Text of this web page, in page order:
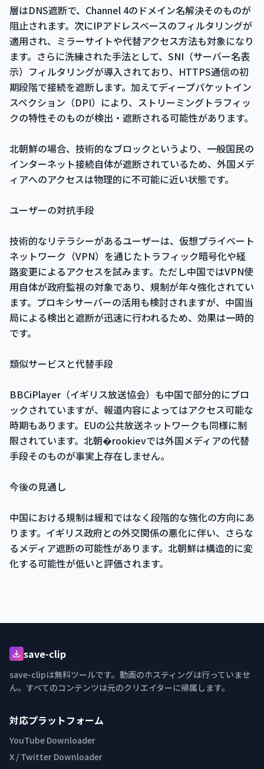
層はDNS遮断で、Channel 4のドメイン名解決そのものが
阻止されます。次にIPアドレスベースのフィルタリングが
適用され、ミラーサイトや代替アクセス方法も対象になり
ます。さらに洗練された手法として、SNI（サーバー名表
示）フィルタリングが導入されており、HTTPS通信の初
期段階で接続を遮断します。加えてディープパケットイン
スペクション（DPI）により、ストリーミングトラフィッ
クの特性そのものが検出・遮断される可能性があります。
北朝鮮の場合、技術的なブロックというより、一般国民の
インターネット接続自体が遮断されているため、外国メデ
ィアへのアクセスは物理的に不可能に近い状態です。
ユーザーの対抗手段
技術的なリテラシーがあるユーザーは、仮想プライベート
ネットワーク（VPN）を通じたトラフィック暗号化や経
路変更によるアクセスを試みます。ただし中国ではVPN使
用自体が政府監視の対象であり、規制が年々強化されてい
ます。プロキシサーバーの活用も検討されますが、中国当
局による検出と遮断が迅速に行われるため、効果は一時的
です。
類似サービスと代替手段
BBCiPlayer（イギリス放送協会）も中国で部分的にブロ
ックされていますが、報道内容によってはアクセス可能な
時期もあります。EUの公共放送ネットワークも同様に制
限されています。北朝�rookievでは外国メディアの代替
手段そのものが事実上存在しません。
今後の見通し
中国における規制は緩和ではなく段階的な強化の方向にあ
ります。イギリス政府との外交関係の悪化に伴い、さらな
るメディア遮断の可能性があります。北朝鮮は構造的に変
化する可能性が低いと評価されます。
save-clip
save-clipは無料ツールです。動画のホスティングは行っていませ
ん。すべてのコンテンツは元のクリエイターに帰属します。
対応プラットフォーム
YouTube Downloader
X / Twitter Downloader